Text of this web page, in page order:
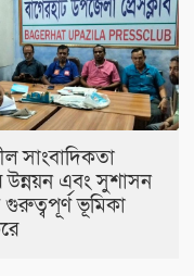
সাংবাদিকতা
উন্নয়ন এবং সুশাসন
গুরুত্বপূর্ণ ভূমিকা